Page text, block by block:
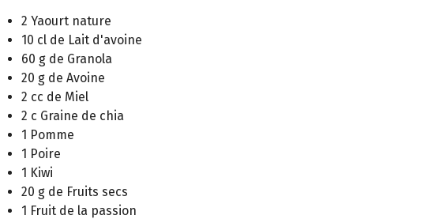
2 Yaourt nature
10 cl de Lait d'avoine
60 g de Granola
20 g de Avoine
2 cc de Miel
2 c Graine de chia
1 Pomme
1 Poire
1 Kiwi
20 g de Fruits secs
1 Fruit de la passion